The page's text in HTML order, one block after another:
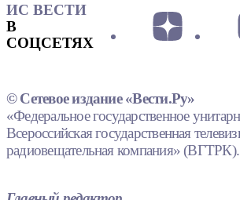
ИС ВЕСТИ
В
СОЦСЕТЯХ
© Сетевое издание «Вести.Ру»
«Федеральное государственное
Всероссийская государственная
радиовещательная компания» (ВГТРК).